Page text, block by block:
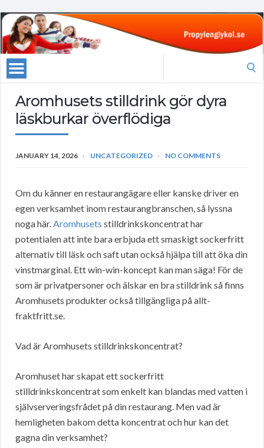
Aromhusets stilldrink gör dyra
läskburkar överflödiga
JANUARY 14, 2026 UNCATEGORIZED NO COMMENTS
Om du känner en restaurangägare eller kanske driver en
egen verksamhet inom restaurangbranschen, så lyssna
noga här.Aromhusets stilldrinkskoncentrat har
potentialen att inte bara erbjuda ett smaskigt sockerfritt
alternativ till läsk och saft utan också hjälpa till att öka din
vinstmarginal. Ett win-win-koncept kan man säga! För de
som är privatpersoner och älskar en bra stilldrink så finns
Aromhusets produkter också tillgängliga på allt-
fraktfritt.se.
Vad är Aromhusets stilldrinkskoncentrat?
Aromhuset har skapat ett sockerfritt
stilldrinkskoncentrat som enkelt kan blandas med vatten i
självserveringsfrådet på din restaurang. Men vad är
hemligheten bakom detta koncentrat och hur kan det
gagna din verksamhet?